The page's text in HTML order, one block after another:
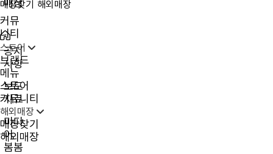
매장
커뮤
니티
공지
사항
보도
자료
미디
어
봄봄
매장찾기 해외매장
스토어
브랜드
메뉴
스토어
커뮤니티
해외매장
매장찾기
해외매장